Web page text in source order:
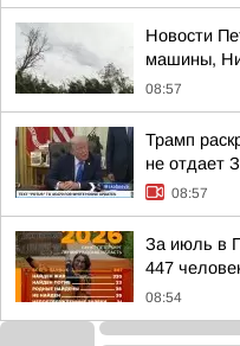
Новости
машины,
08:57
Трамп
не отдает
08:57
За июль в
447
08:54